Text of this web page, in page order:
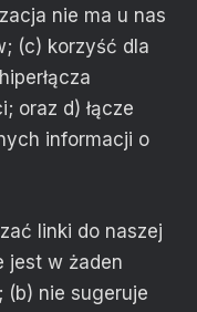
nie ma u nas
(c) korzyść dla
oraz d) łącze
informacji o
linki do naszej
jest w żaden
(b) nie sugeruje